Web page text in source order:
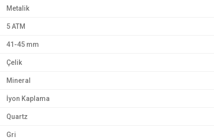
Metalik
5 ATM
41-45 mm
Çelik
Mineral
İyon Kaplama
Quartz
Gri